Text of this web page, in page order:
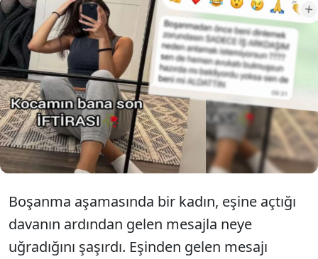
Sosyal medya kullanıcısı bir kadın,
boşanma aşamasında olduğu eşinin
kendisine gönderdiği mesajla neye
uğradığını şaşırdı.
Boşanma aşamasında bir kadın, eşine açtığı
davanın ardından gelen mesajla neye
uğradığını şaşırdı. Eşinden gelen mesajı